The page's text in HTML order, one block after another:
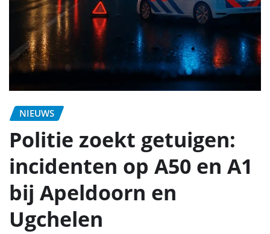
NIEUWS
Politie zoekt getuigen:
incidenten op A50 en A1
bij Apeldoorn en
Ugchelen